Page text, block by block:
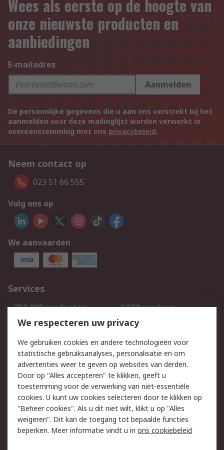
Wees als eerste op de hoogte van
onze nieuwste producten en
aanbiedingen
E-mailadres
Aanmelden
De persoonlijke gegevens die u aan ons verstrekt bij het
aanmelden voor deze mailinglijst worden verwerkt in
overeenstemming met ons privacybeleid.
Neem contact op
023 51 66 555
Volg ons op
We aanvaarden
Services
750.000 producten
2.500 merken
Bestellen
Inkoopoplossingen
Track & Trace
Wettelijk
Cookiebeleid
Email veiligheid
Privacybeleid
Websitevoorwaarden
Algemene
verkoopvoorwaarden
We respecteren uw privacy
We gebruiken cookies en andere technologieën voor
statistische gebruiksanalyses, personalisatie en om
advertenties weer te geven op websites van derden.
Door op "Alles accepteren" te klikken, geeft u
toestemming voor de verwerking van niet-essentiële
cookies. U kunt uw cookies selecteren door te klikken op
"Beheer cookies". Als u dit niet wilt, klikt u op "Alles
weigeren". Dit kan de toegang tot bepaalde functies
beperken. Meer informatie vindt u in ons cookiebeleid